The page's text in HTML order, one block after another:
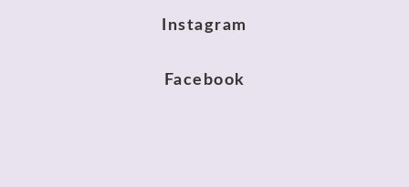
Instagram
Facebook